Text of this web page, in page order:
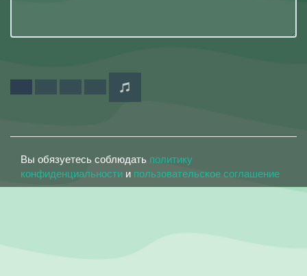
Вы обязуетесь соблюдать политику
конфиденциальности и пользовательское соглашение